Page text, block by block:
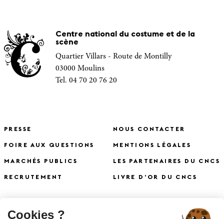
Centre national du costume et de la
scène
Quartier Villars - Route de Montilly
03000 Moulins
Tel. 04 70 20 76 20
PRESSE
FOIRE AUX QUESTIONS
MARCHÉS PUBLICS
RECRUTEMENT
NOUS CONTACTER
MENTIONS LÉGALES
LES PARTENAIRES DU CNCS
LIVRE D’OR DU CNCS
S'INSCRIRE À LA NEWSLETTER
X
Cookies ?